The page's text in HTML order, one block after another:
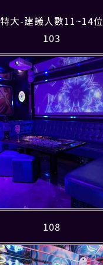
特大-建議人數11~14位
103
108